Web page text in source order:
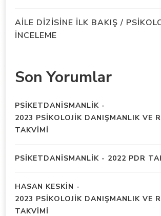
AİLE DİZİSİNE İLK BAKIŞ /
İNCELEME
Son Yorumlar
PSIKETDANISMANLIK -
2023 PSİKOLOJİK DANIŞMANLIK VE
TAKVİMİ
PSIKETDANISMANLIK - 2022 PDR
HASAN KESKIN -
2023 PSİKOLOJİK DANIŞMANLIK VE
TAKVİMİ